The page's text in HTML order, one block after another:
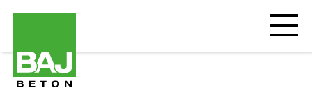
principal
Open
mobiel